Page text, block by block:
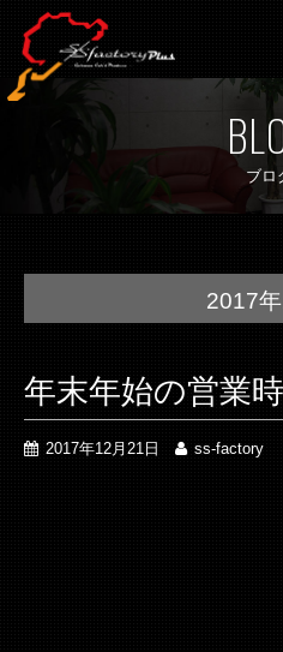
ブロ
2017
年末年始の営業
2017年12月21日 ss-factory